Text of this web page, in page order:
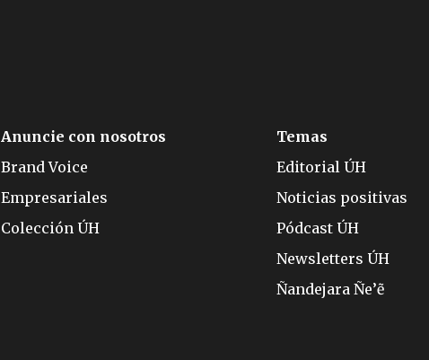
Anuncie con nosotros
Brand Voice
Empresariales
Colección ÚH
Temas
Editorial ÚH
Noticias positivas
Pódcast ÚH
Newsletters ÚH
Ñandejara Ñe’ẽ